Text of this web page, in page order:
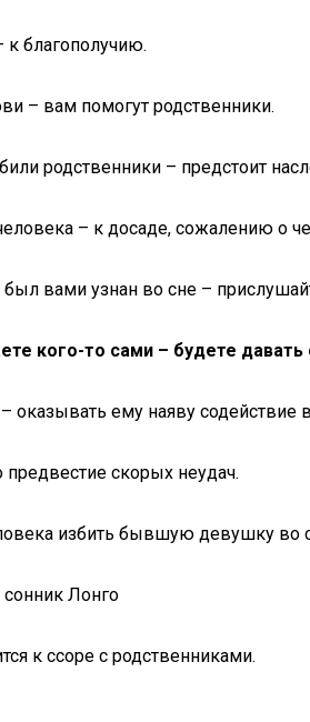
благополучию.
– вам помогут родственники.
родственники – предстоит
– к досаде, сожалению о
вами узнан во сне –
кого-то сами – будете
оказывать ему наяву содействие
скорых неудач.
избить бывшую девушку во
сонник Лонго
к ссоре с родственниками.